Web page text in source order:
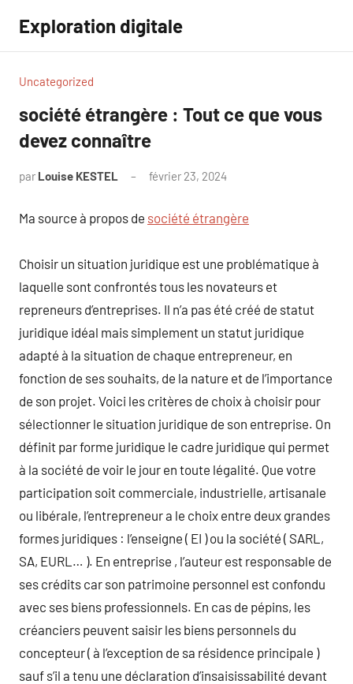
contenu
Exploration digitale
Uncategorized
société étrangère : Tout ce que vous
devez connaître
par Louise KESTEL février 23, 2024
Ma source à propos de société étrangère
Choisir un situation juridique est une problématique à
laquelle sont confrontés tous les novateurs et
repreneurs d’entreprises. Il n’a pas été créé de statut
juridique idéal mais simplement un statut juridique
adapté à la situation de chaque entrepreneur, en
fonction de ses souhaits, de la nature et de l’importance
de son projet. Voici les critères de choix à choisir pour
sélectionner le situation juridique de son entreprise. On
définit par forme juridique le cadre juridique qui permet
à la société de voir le jour en toute légalité. Que votre
participation soit commerciale, industrielle, artisanale
ou libérale, l’entrepreneur a le choix entre deux grandes
formes juridiques : l’enseigne ( EI ) ou la société ( SARL,
SA, EURL… ). En entreprise , l’auteur est responsable de
ses crédits car son patrimoine personnel est confondu
avec ses biens professionnels. En cas de pépins, les
créanciers peuvent saisir les biens personnels du
concepteur ( à l’exception de sa résidence principale )
sauf s’il a tenu une déclaration d’insaisissabilité devant